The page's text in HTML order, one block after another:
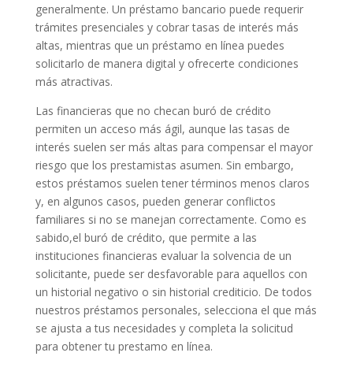
generalmente. Un préstamo bancario puede requerir
trámites presenciales y cobrar tasas de interés más
altas, mientras que un préstamo en línea puedes
solicitarlo de manera digital y ofrecerte condiciones
más atractivas.
Las financieras que no checan buró de crédito
permiten un acceso más ágil, aunque las tasas de
interés suelen ser más altas para compensar el mayor
riesgo que los prestamistas asumen. Sin embargo,
estos préstamos suelen tener términos menos claros
y, en algunos casos, pueden generar conflictos
familiares si no se manejan correctamente. Como es
sabido,el buró de crédito, que permite a las
instituciones financieras evaluar la solvencia de un
solicitante, puede ser desfavorable para aquellos con
un historial negativo o sin historial crediticio. De todos
nuestros préstamos personales, selecciona el que más
se ajusta a tus necesidades y completa la solicitud
para obtener tu prestamo en línea.